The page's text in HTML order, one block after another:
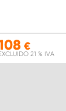
€
21 % IVA